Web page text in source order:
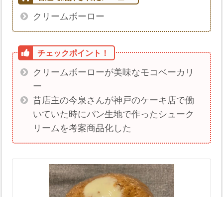
クリームボーロー
クリームボーローが美味なモコベーカリ
ー
昔店主の今泉さんが神戸のケーキ店で働
いていた時にパン生地で作ったシューク
リームを考案商品化した